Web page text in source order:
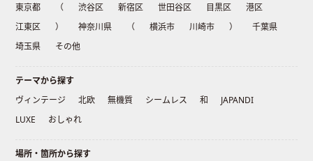
東京都 （ 渋谷区 新宿区 世田谷区 目黒区
港区
江東区
） 神奈川県 （ 横浜市 川崎市 ）
千葉県
埼玉県
その他
テーマから探す
ヴィンテージ
北欧 無機質 シームレス 和
JAPANDI
LUXE
おしゃれ
場所・箇所から探す